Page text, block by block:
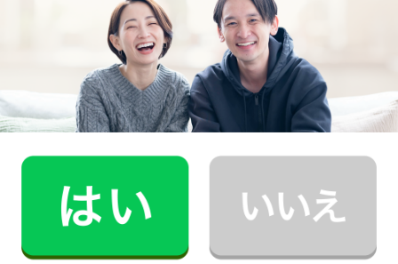
中川区・港区 南区・守山区
瀬戸市・春日井市・津島市 ・刈谷市 ・豊田市・犬
山市・小牧市・稲沢市・東海市・ 知多市 ・
尾張旭
市・岩倉市・豊明市・日進市・愛西市・清須市・北名古屋
・弥富市・みよし市・あま市 ・長久手市・東郷町・豊山